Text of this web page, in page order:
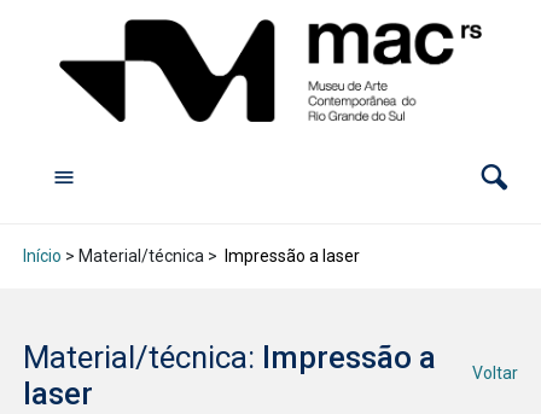
Início > Material/técnica > Impressão a laser
Material/técnica: Impressão a
laser
Voltar